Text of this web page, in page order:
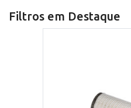
Filtros em Destaque